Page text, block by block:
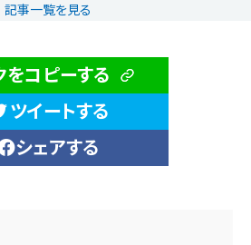
記事一覧を見る
をコピーする
ツイートする
シェアする